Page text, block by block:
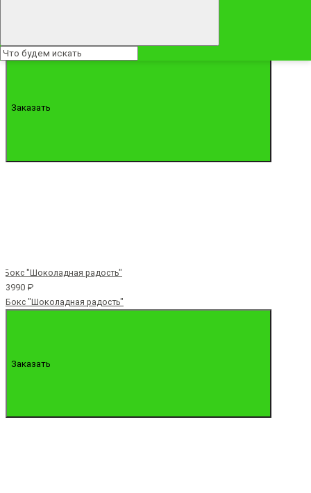
Конус "Сокровенная мечта моя"
Заказать
3990 ₽
Бокс "Шоколадная радость"
Заказать